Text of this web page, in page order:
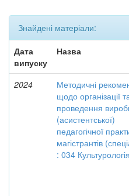
Знайдені матеріали:
Дата
випуску
Назва
2024
Методичні
щодо організації
проведення
(асистентської)
педагогічної
магістрантів
: 034